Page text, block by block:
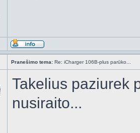
Pranešimo tema: Re: iCharger 106B-plus parūko...
Takelius paziurek
nusiraito...